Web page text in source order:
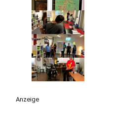
Anzeige